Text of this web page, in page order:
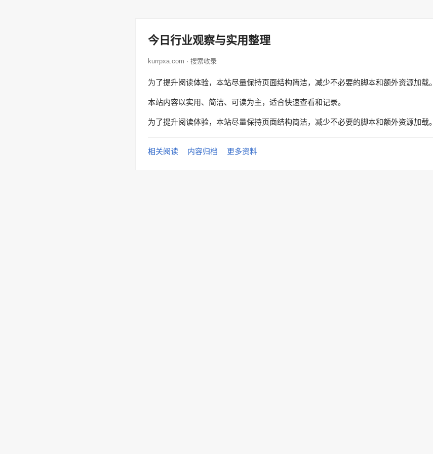
今日行业观察与实用整理
kurrpxa.com · 搜索收录
为了提升阅读体验，本站尽量保持页面结构简洁，减少不必要的脚本和额外资源加载。
本站内容以实用、简洁、可读为主，适合快速查看和记录。
为了提升阅读体验，本站尽量保持页面结构简洁，减少不必要的脚本和额外资源加载。
相关阅读 内容归档 更多资料